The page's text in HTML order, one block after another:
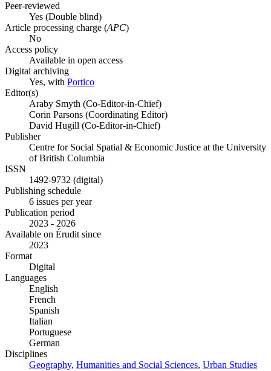
Peer-reviewed
Yes (Double blind)
Article processing charge (APC)
No
Access policy
Available in open access
Digital archiving
Yes, with Portico
Editor(s)
Araby Smyth (Co-Editor-in-Chief)
Corin Parsons (Coordinating Editor)
David Hugill (Co-Editor-in-Chief)
Publisher
Centre for Social Spatial & Economic Justice at the University
of British Columbia
ISSN
1492-9732 (digital)
Publishing schedule
6 issues per year
Publication period
2023 - 2026
Available on Érudit since
2023
Format
Digital
Languages
English
French
Spanish
Italian
Portuguese
German
Disciplines
Geography, Humanities and Social Sciences, Urban Studies